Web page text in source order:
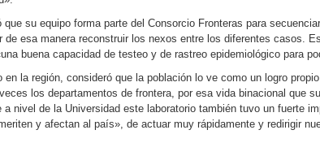
que su equipo forma parte del Consorcio Fronteras para
de esa manera reconstruir los nexos entre los diferentes casos.
buena capacidad de testeo y de rastreo epidemiológico para
en la región, consideró que la población lo ve como un logro
los departamentos de frontera, por esa vida binacional que
nivel de la Universidad este laboratorio también tuvo un fuerte
y afectan al país», de actuar muy rápidamente y redirigir